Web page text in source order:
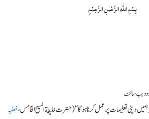
بِسۡمِ اللّٰہِ الرَّحۡمٰنِ الرَّحِیۡمِ
ویب سائٹ
دینی تعلیمات پر عمل کرنا ہوگا‘‘ ( حضرت خلیفة المسیح الخامس،خطبہ